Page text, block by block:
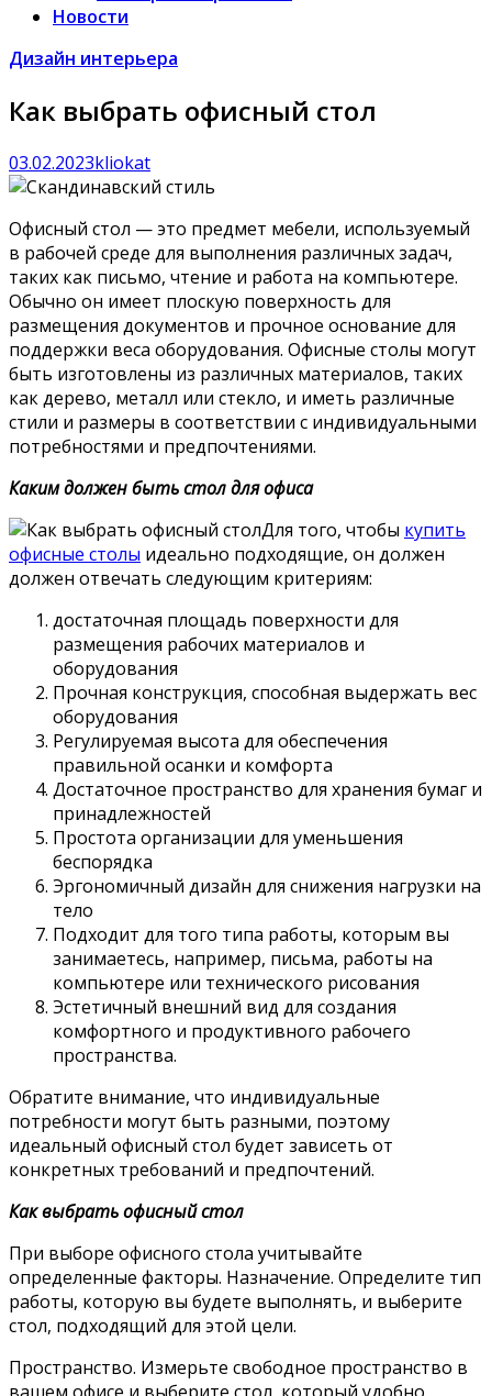
Новости
Дизайн интерьера
Как выбрать офисный стол
03.02.2023kliokat
Офисный стол — это предмет мебели, используемый
в рабочей среде для выполнения различных задач,
таких как письмо, чтение и работа на компьютере.
Обычно он имеет плоскую поверхность для
размещения документов и прочное основание для
поддержки веса оборудования. Офисные столы могут
быть изготовлены из различных материалов, таких
как дерево, металл или стекло, и иметь различные
стили и размеры в соответствии с индивидуальными
потребностями и предпочтениями.
Каким должен быть стол для офиса
Для того, чтобы купить
офисные столы идеально подходящие, он должен
должен отвечать следующим критериям:
достаточная площадь поверхности для
размещения рабочих материалов и
оборудования
Прочная конструкция, способная выдержать вес
оборудования
Регулируемая высота для обеспечения
правильной осанки и комфорта
Достаточное пространство для хранения бумаг и
принадлежностей
Простота организации для уменьшения
беспорядка
Эргономичный дизайн для снижения нагрузки на
тело
Подходит для того типа работы, которым вы
занимаетесь, например, письма, работы на
компьютере или технического рисования
Эстетичный внешний вид для создания
комфортного и продуктивного рабочего
пространства.
Обратите внимание, что индивидуальные
потребности могут быть разными, поэтому
идеальный офисный стол будет зависеть от
конкретных требований и предпочтений.
Как выбрать офисный стол
При выборе офисного стола учитывайте
определенные факторы. Назначение. Определите тип
работы, которую вы будете выполнять, и выберите
стол, подходящий для этой цели.
Пространство. Измерьте свободное пространство в